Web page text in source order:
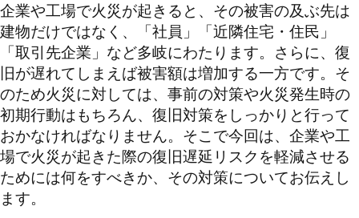
企業や工場で火災が起きると、その被害の及ぶ先は
建物だけではなく、「社員」「近隣住宅・住民」
「取引先企業」など多岐にわたります。さらに、復
旧が遅れてしまえば被害額は増加する一方です。そ
のため火災に対しては、事前の対策や火災発生時の
初期行動はもちろん、復旧対策をしっかりと行って
おかなければなりません。そこで今回は、企業や工
場で火災が起きた際の復旧遅延リスクを軽減させる
ためには何をすべきか、その対策についてお伝えし
ます。